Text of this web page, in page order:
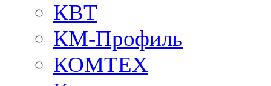
КВТ
КМ-Профиль
КОМТЕХ